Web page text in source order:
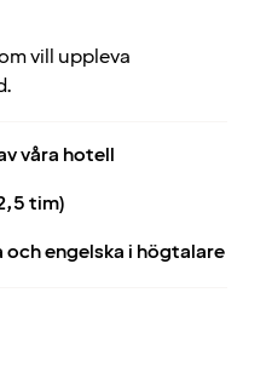
vill uppleva
våra hotell
tim)
och engelska i högtalare